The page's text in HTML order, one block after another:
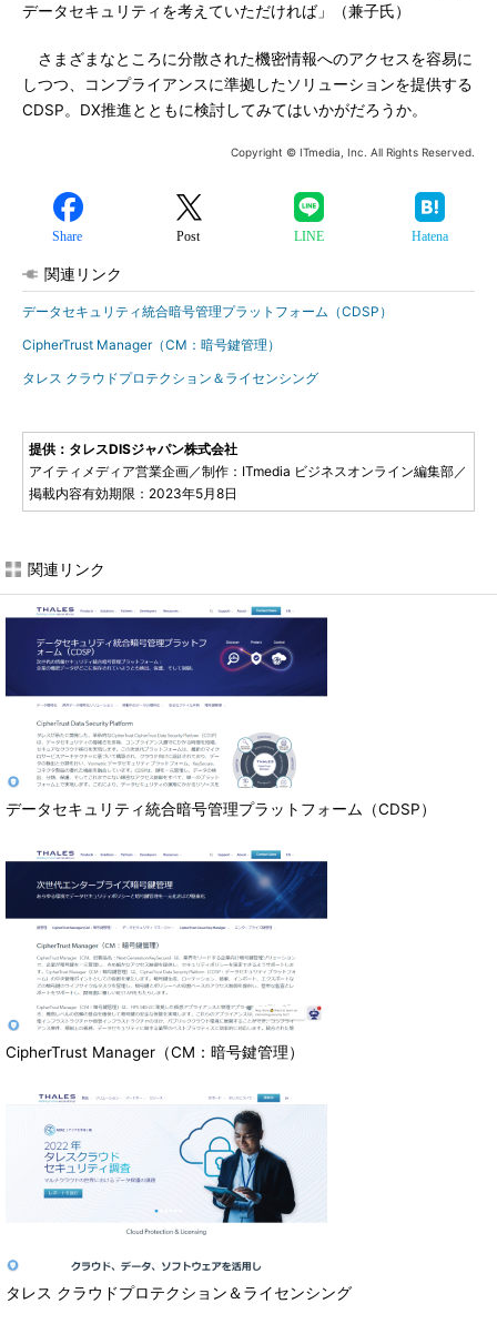
データセキュリティを考えていただければ」（兼子氏）
さまざまなところに分散された機密情報へのアクセスを容易に
しつつ、コンプライアンスに準拠したソリューションを提供する
CDSP。DX推進とともに検討してみてはいかがだろうか。
Copyright © ITmedia, Inc. All Rights Reserved.
Share Post LINE Hatena
関連リンク
データセキュリティ統合暗号管理プラットフォーム（CDSP）
CipherTrust Manager（CM：暗号鍵管理）
タレス クラウドプロテクション＆ライセンシング
提供：タレスDISジャパン株式会社
アイティメディア営業企画／制作：ITmedia ビジネスオンライン編集部／
掲載内容有効期限：2023年5月8日
関連リンク
データセキュリティ統合暗号管理プラットフォーム（CDSP）
CipherTrust Manager（CM：暗号鍵管理）
タレス クラウドプロテクション＆ライセンシング